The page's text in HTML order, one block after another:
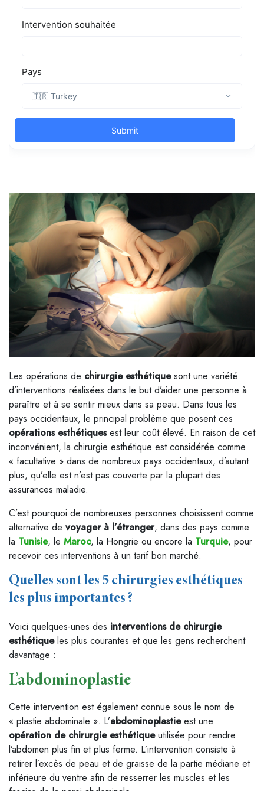
Les opérations de chirurgie esthétiquesont une variété
d’interventions réalisées dans le but d’aider une personne à
paraître et à se sentir mieux dans sa peau. Dans tous les
pays occidentaux, le principal problème que posent ces
opérations esthétiquesest leur coût élevé. En raison de cet
inconvénient, la chirurgie esthétique est considérée comme
« facultative » dans de nombreux pays occidentaux, d’autant
plus, qu’elle est n’est pas couverte par la plupart des
assurances maladie.
C’est pourquoi de nombreuses personnes choisissent comme
alternative de voyager à l’étranger, dans des pays comme
la Tunisie, le Maroc, la Hongrie ou encore la Turquie, pour
recevoir ces interventions à un tarif bon marché.
Quelles sont les 5 chirurgies esthétiques
les plus importantes ?
Voici quelques-unes des interventions de chirurgie
esthétiqueles plus courantes et que les gens recherchent
davantage :
L’abdominoplastie
Cette intervention est également connue sous le nom de
« plastie abdominale ». L’abdominoplastieest une
opération de chirurgie esthétiqueutilisée pour rendre
l’abdomen plus fin et plus ferme. L’intervention consiste à
retirer l’excès de peau et de graisse de la partie médiane et
inférieure du ventre afin de resserrer les muscles et les